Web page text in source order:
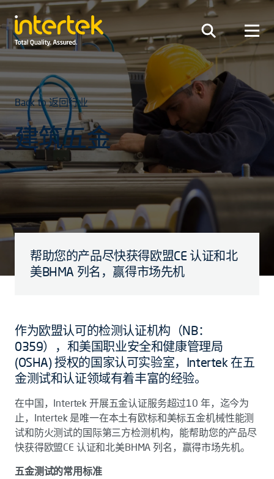
Back to 返回行业
建筑五金
帮助您的产品尽快获得欧盟CE 认证和北
美BHMA 列名，赢得市场先机
作为欧盟认可的检测认证机构（NB：
0359），和美国职业安全和健康管理局
(OSHA) 授权的国家认可实验室，Intertek 在五
金测试和认证领域有着丰富的经验。
在中国，Intertek 开展五金认证服务超过10 年，迄今为
止，Intertek 是唯一在本土有欧标和美标五金机械性能测
试和防火测试的国际第三方检测机构，能帮助您的产品尽
快获得欧盟CE 认证和北美BHMA 列名，赢得市场先机。
五金测试的常用标准